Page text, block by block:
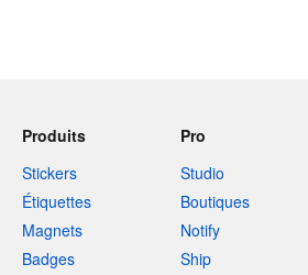
Produits
Stickers
Étiquettes
Magnets
Badges
Pro
Studio
Boutiques
Notify
Ship